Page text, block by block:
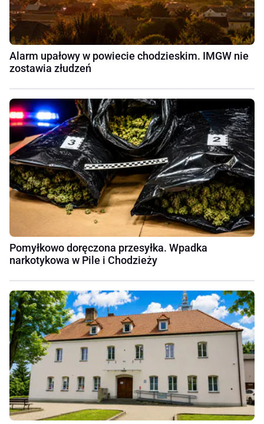
Alarm upałowy w powiecie chodzieskim. IMGW nie
zostawia złudzeń
Pomyłkowo doręczona przesyłka. Wpadka
narkotykowa w Pile i Chodzieży